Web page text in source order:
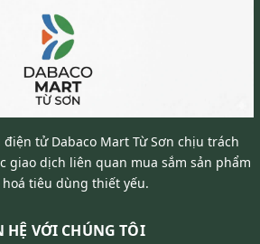
tử Dabaco Mart Từ Sơn chịu trách
giao dịch liên quan mua sắm sản phẩm
tiêu dùng thiết yếu.
HỆ VỚI CHÚNG TÔI